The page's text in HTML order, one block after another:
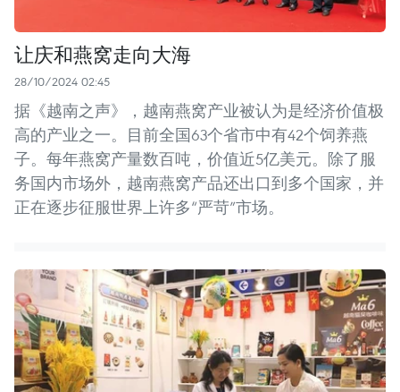
让庆和燕窝走向大海
28/10/2024 02:45
据《越南之声》，越南燕窝产业被认为是经济价值极
高的产业之一。目前全国63个省市中有42个饲养燕
子。每年燕窝产量数百吨，价值近5亿美元。除了服
务国内市场外，越南燕窝产品还出口到多个国家，并
正在逐步征服世界上许多“严苛”市场。